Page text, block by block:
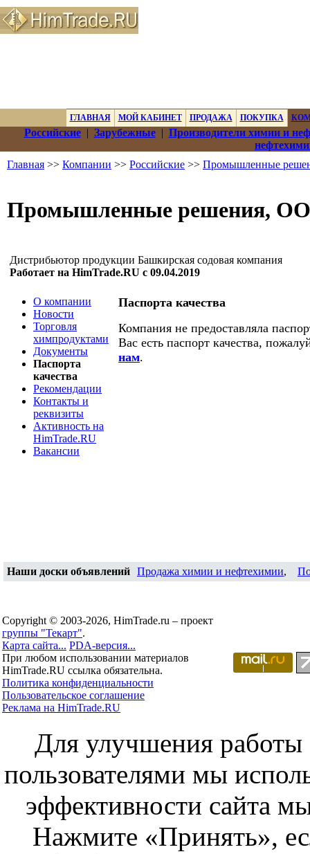
ГЛАВНАЯ МОЙ КАБИНЕТ ПРОДАЖА ПОКУПКА
Российские| Зарубежные| Производители химии и
Главная >> Компании >> Российские >> Промышленные
Промышленные решения,
Дистрибьютор продукции Башкирская содовая компания
Работает на HimTrade.RU с 09.04.2019
О компании
Новости
Торговля
химпродуктами
Документы
Паспорта
качества
Рекомендации
Контакты и
реквизиты
Активность на
HimTrade.RU
Вакансии
Паспорта качества
Компания не предоставляла
Вас есть паспорт качества,
нам.
Наши доски объявлений Продажа химии и нефтехимии,
Copyright © 2003-2026, HimTrade.ru – проект
группы "Текарт".
Карта сайта... PDA-версия...
При любом использовании материалов
HimTrade.RU ссылка обязательна.
Политика конфиденциальности
Пользовательское соглашение
Реклама на HimTrade.RU
Для улучшения работы
пользователями мы
эффективности сайта
Нажмите «Принять»,